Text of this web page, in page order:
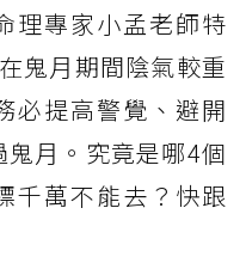
理專家小孟老師特
鬼月期間陰氣較重
必提高警覺、避開
月。究竟是哪4個
千萬不能去？快跟